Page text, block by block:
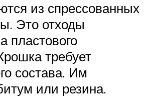
из спрессованных
Это отходы
пластового
требует
состава. Им
или резина.